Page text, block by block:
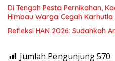
Di Tengah Pesta Pernikahan,
Himbau Warga Cegah
Refleksi HAN 2026: Sudahkah
Jumlah Pengunjung570